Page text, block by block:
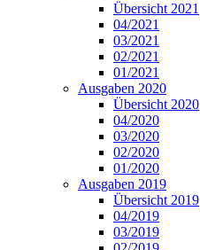
Übersicht 2021
04/2021
03/2021
02/2021
01/2021
Ausgaben 2020
Übersicht 2020
04/2020
03/2020
02/2020
01/2020
Ausgaben 2019
Übersicht 2019
04/2019
03/2019